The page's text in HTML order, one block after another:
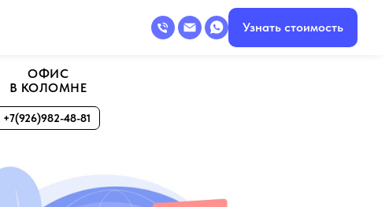
Узнать стоимость
+7(926)982-48-81
ОФИС
В КОЛОМНЕ